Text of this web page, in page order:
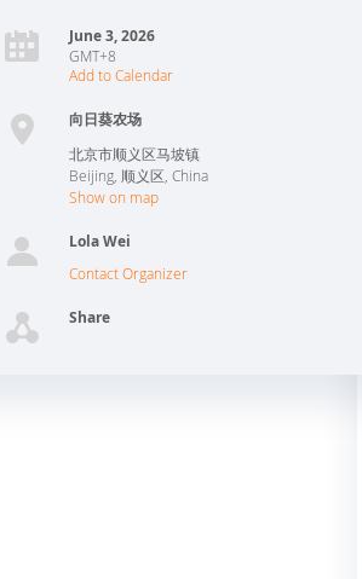
June 3, 2026
GMT+8
Add to Calendar
向日葵农场
北京市顺义区马坡镇
Beijing 顺义区 ,China
Show on map
Lola Wei
Contact Organizer
Share